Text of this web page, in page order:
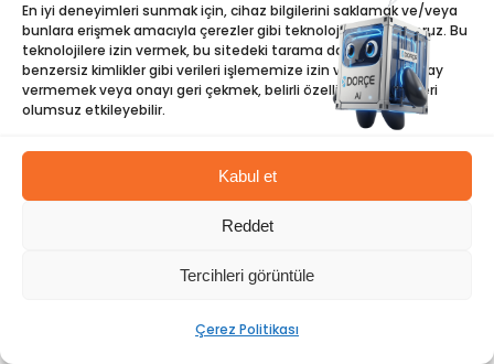
En iyi deneyimleri sunmak için, cihaz bilgilerini saklamak ve/veya
bunlara erişmek amacıyla çerezler gibi teknolojiler kullanıyoruz. Bu
teknolojilere izin vermek, bu sitedeki tarama davranışı veya
benzersiz kimlikler gibi verileri işlememize izin verecektir. Onay
vermemek veya onayı geri çekmek, belirli özellikleri ve işlevleri
olumsuz etkileyebilir.
Kabul et
Reddet
Tercihleri görüntüle
Çerez Politikası